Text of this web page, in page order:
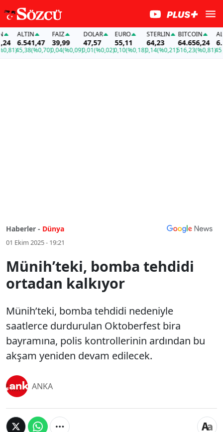
ALTIN
6.541,47
45,38(%0,70)
FAİZ
39,99
0,04(%0,09)
DOLAR
47,57
0,01(%0,02)
EURO
55,11
0,10(%0,18)
STERLIN
64,23
0,14(%0,21)
BITCOIN
64.656,24
516,23(%0,81)
Haberler - Dünya
01 Ekim 2025 - 19:21
Münih’teki, bomba tehdidi
ortadan kalkıyor
Münih’teki, bomba tehdidi nedeniyle
saatlerce durdurulan Oktoberfest bira
bayramına, polis kontrollerinin ardından bu
akşam yeniden devam edilecek.
ANKA